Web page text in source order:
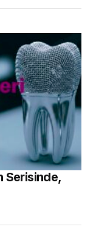
Serisinde,